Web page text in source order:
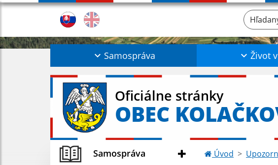
Hľadaný
Samospráva Život
Oficiálne stránky
OBEC
Samospráva Úvod